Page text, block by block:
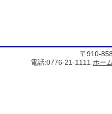
〒910-
電話:0776-21-1111 ホー